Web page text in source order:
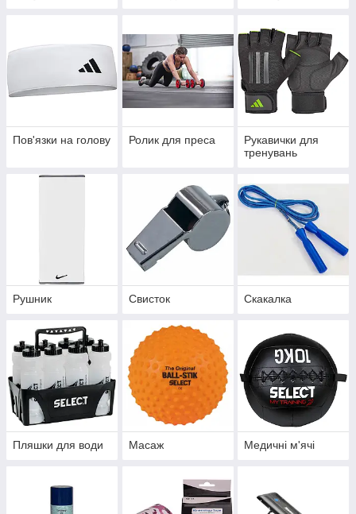
Пов'язки на голову Ролик для преса
Рукавички для
тренувань
Рушник Свисток Скакалка
Пляшки для води Масаж Медичні м'ячі